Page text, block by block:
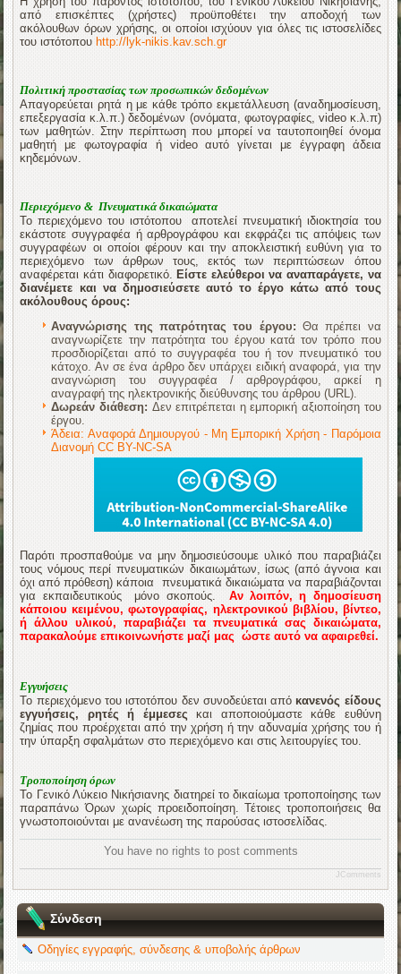
από επισκέπτες (χρήστες) προϋποθέτει την αποδοχή των
ακόλουθων όρων χρήσης, οι οποίοι ισχύουν για όλες τις ιστοσελίδες
του ιστότοπου http://lyk-nikis.kav.sch.gr
Πολιτική προστασίας των προσωπικών δεδομένων
Απαγορεύεται ρητά η με κάθε τρόπο εκμετάλλευση (αναδημοσίευση,
επεξεργασία κ.λ.π.) δεδομένων (ονόματα, φωτογραφίες, video κ.λ.π)
των μαθητών. Στην περίπτωση που μπορεί να ταυτοποιηθεί όνομα
μαθητή με φωτογραφία ή video αυτό γίνεται με έγγραφη άδεια
κηδεμόνων.
Περιεχόμενο & Πνευματικά δικαιώματα
Το περιεχόμενο του ιστότοπου αποτελεί πνευματική ιδιοκτησία του
εκάστοτε συγγραφέα ή αρθρογράφου και εκφράζει τις απόψεις των
συγγραφέων οι οποίοι φέρουν και την αποκλειστική ευθύνη για το
περιεχόμενο των άρθρων τους, εκτός των περιπτώσεων όπου
αναφέρεται κάτι διαφορετικό.
Είστε ελεύθεροι να αναπαράγετε, να
διανέμετε και να δημοσιεύσετε αυτό το έργο κάτω από τους
ακόλουθους όρους:
Αναγνώρισης της πατρότητας του έργου: Θα πρέπει να
αναγνωρίζετε την πατρότητα του έργου κατά τον τρόπο που
προσδιορίζεται από το συγγραφέα του ή τον πνευματικό του
κάτοχο. Αν σε ένα άρθρο δεν υπάρχει ειδική αναφορά, για την
αναγνώριση του συγγραφέα / αρθρογράφου, αρκεί η
αναγραφή της ηλεκτρονικής διεύθυνσης του άρθρου (URL).
Δωρεάν διάθεση: Δεν επιτρέπεται η εμπορική αξιοποίηση του
έργου.
Άδεια: Αναφορά Δημιουργού - Μη Εμπορική Χρήση - Παρόμοια
Διανομή CC BY-NC-SA
Παρότι προσπαθούμε να μην δημοσιεύσουμε υλικό που παραβιάζει
τους νόμους περί πνευματικών δικαιωμάτων, ίσως (από άγνοια και
όχι από πρόθεση) κάποια πνευματικά δικαιώματα να παραβιάζονται
για εκπαιδευτικούς μόνο σκοπούς. Αν λοιπόν, η δημοσίευση
κάποιου κειμένου, φωτογραφίας, ηλεκτρονικού βιβλίου, βίντεο,
ή άλλου υλικού, παραβιάζει τα πνευματικά σας δικαιώματα,
παρακαλούμε επικοινωνήστε μαζί μας ώστε αυτό να αφαιρεθεί.
Εγγυήσεις
Το περιεχόμενο του ιστοτόπου δεν συνοδεύεται από κανενός είδους
εγγυήσεις, ρητές ή έμμεσες και αποποιούμαστε κάθε ευθύνη
ζημίας που προέρχεται από την χρήση ή την αδυναμία χρήσης του ή
την ύπαρξη σφαλμάτων στο περιεχόμενο και στις λειτουργίες του.
Τροποποίηση όρων
Το Γενικό Λύκειο Νικήσιανης διατηρεί το δικαίωμα τροποποίησης των
παραπάνω Όρων χωρίς προειδοποίηση. Τέτοιες τροποποιήσεις θα
γνωστοποιούνται με ανανέωση της παρούσας ιστοσελίδας.
You have no rights to post comments
JComments
Σύνδεση
Οδηγίες εγγραφής, σύνδεσης & υποβολής άρθρων